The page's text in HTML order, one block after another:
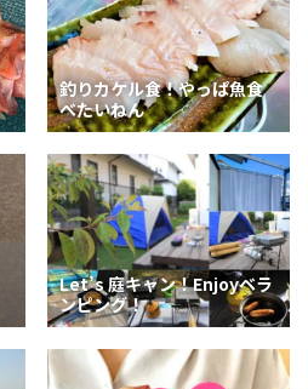
釣りカケル食！やっぱ魚食
べたいねん
Let’s 庭キャン！Enjoyベラ
ンピング！